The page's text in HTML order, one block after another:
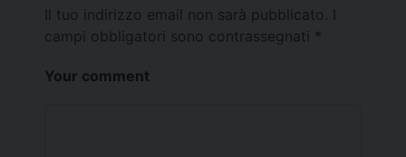
Il tuo indirizzo email non sarà pubblicato.
campi obbligatori sono contrassegnati *
Your comment